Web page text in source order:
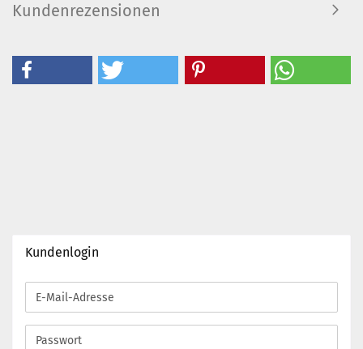
Kundenrezensionen
Kundenlogin
E-
Mail-
Adresse
Passwort